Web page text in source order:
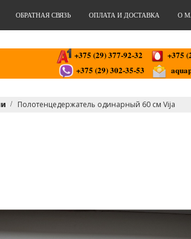
ОБРАТНАЯ СВЯЗЬ ОПЛАТА И ДОСТАВКА О
+375 (29) 377-92-32
+375
+375 (29) 302-35-53
Полотенцедержатель одинарный 60 см Vija